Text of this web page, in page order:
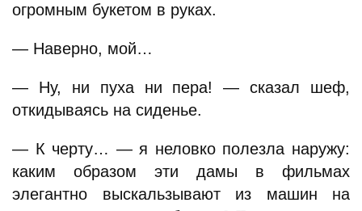
огромным букетом в руках.
— Наверно, мой…
— Ну, ни пуха ни пера! — сказал шеф,
откидываясь на сиденье.
— К черту… — я неловко полезла наружу:
каким образом эти дамы в фильмах
элегантно выскальзывают из машин на